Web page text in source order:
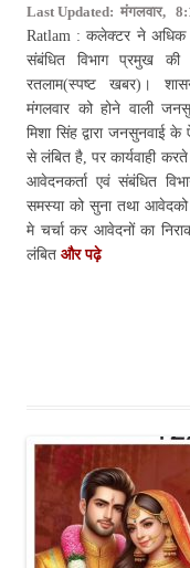
Last Updated: मंगलवार,
Ratlam : कलेक्टर ने
संबंधित विभाग प्रमुख की
रतलाम(स्पष्ट खबर)।
मंगलवार को होने वाली
मिशा सिंह द्वारा
से लंबित है, पर कार्यवाही
आवेदनकर्ता एवं संबंधित
समस्या को सुना तथा आवेदको
मे चर्चा कर आवेदनों का
लंबित और पढ़े